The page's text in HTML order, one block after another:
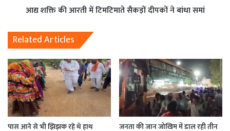
आद्य शक्ति की आरती में टिमटिमाते सैकड़ों दीपकों ने बांधा समां
Related Articles
पास आने से भी झिझक रहे थे हाथ
जनता की जान जोखिम में डाल रही तीन